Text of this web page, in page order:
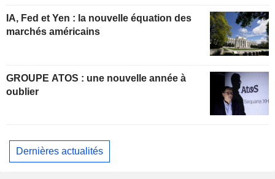
IA, Fed et Yen : la nouvelle équation des
marchés américains
GROUPE ATOS : une nouvelle année à
oublier
Dernières actualités